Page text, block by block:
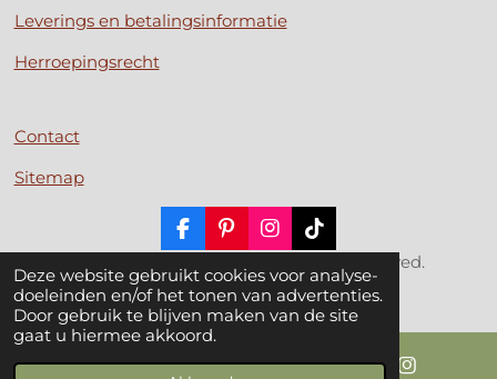
Deze website gebruikt cookies voor analyse-
doeleinden en/of het tonen van advertenties.
Door gebruik te blijven maken van de site
gaat u hiermee akkoord.
Leverings en betalingsinformatie
Herroepingsrecht
Contact
Sitemap
F
a
c
e
b
o
P
i
n
t
e
I
n
s
t
a
T
i
k
T
o
© 2017 - 2026 Millroadcrafts.nl | All rights reserved.
Powered by JouwWeb